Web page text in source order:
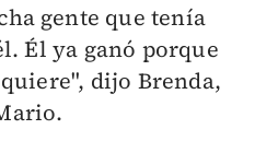
gente que tenía
Él ya ganó porque
dijo Brenda,